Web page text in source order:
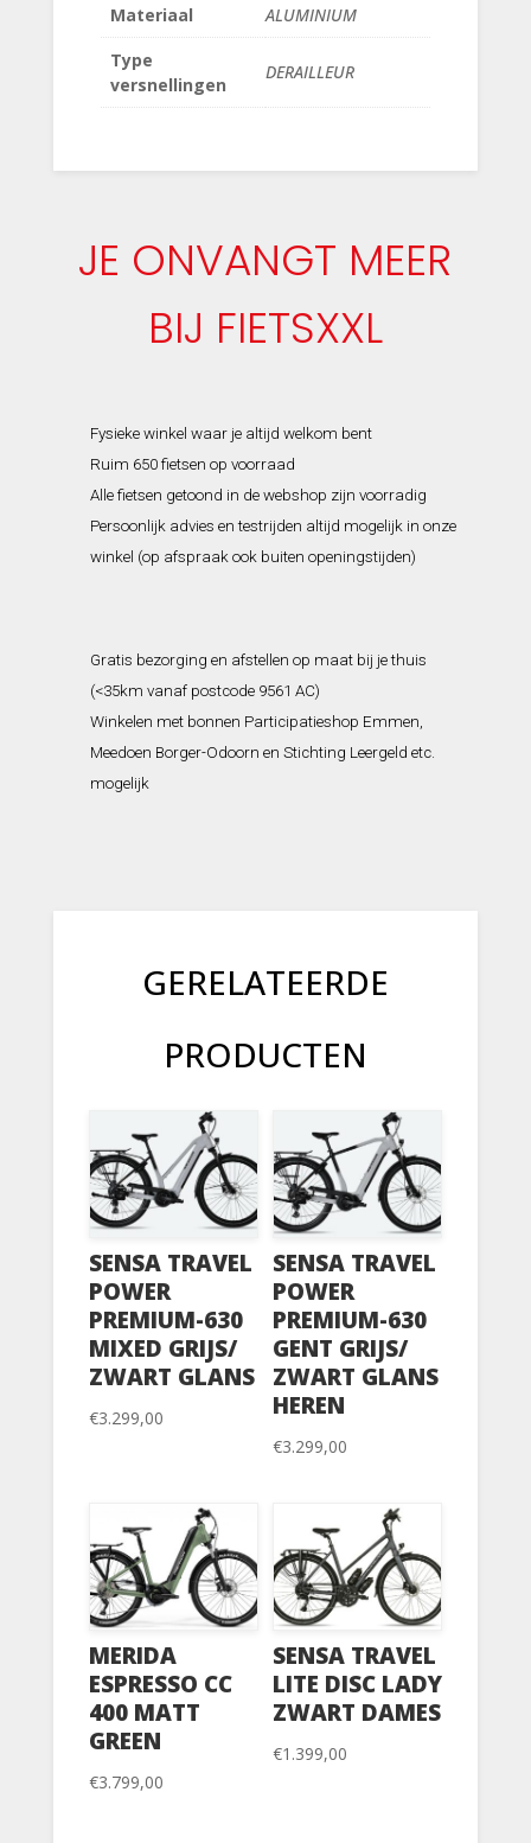
Materiaal
ALUMINIUM
Type
versnellingen
DERAILLEUR
JE ONVANGT MEER
BIJ FIETSXXL
Fysieke winkel waar je altijd welkom bent
Ruim 650 fietsen op voorraad
Alle fietsen getoond in de webshop zijn voorradig
Persoonlijk advies en testrijden altijd mogelijk in onze
winkel (op afspraak ook buiten openingstijden)
Gratis bezorging en afstellen op maat bij je thuis
(<35km vanaf postcode 9561 AC)
Winkelen met bonnen Participatieshop Emmen,
Meedoen Borger-Odoorn en Stichting Leergeld etc.
mogelijk
GERELATEERDE
PRODUCTEN
SENSA TRAVEL
POWER
PREMIUM-630
MIXED GRIJS/
ZWART GLANS
€3.299,00
SENSA TRAVEL
POWER
PREMIUM-630
GENT GRIJS/
ZWART GLANS
HEREN
€3.299,00
MERIDA
ESPRESSO CC
400 MATT
GREEN
€3.799,00
SENSA TRAVEL
LITE DISC LADY
ZWART DAMES
€1.399,00